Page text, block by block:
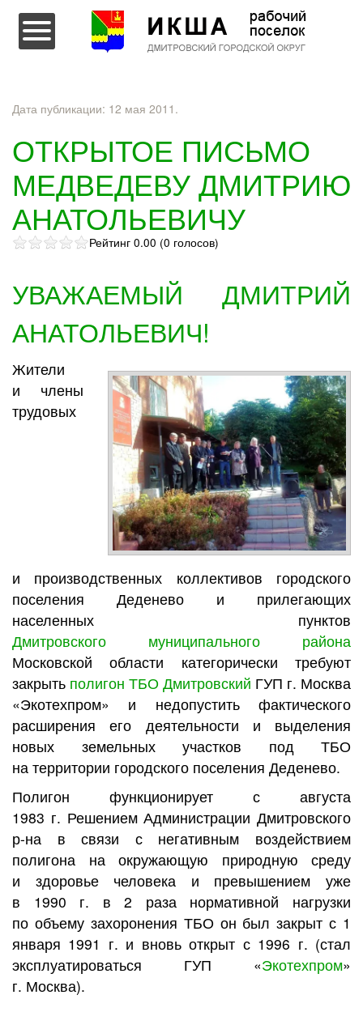
Перейти к содержимому
Дата публикации: 12 мая 2011 .
ОТКРЫТОЕ ПИСЬМО
МЕДВЕДЕВУ ДМИТРИЮ
АНАТОЛЬЕВИЧУ
Рейтинг 0.00 (0 голосов)
УВАЖАЕМЫЙ ДМИТРИЙ
АНАТОЛЬЕВИЧ!
Жители
и члены
трудовых
и производственных коллективов городского
поселения Деденево и прилегающих
населенных пунктов
Дмитровского муниципального района
Московской области категорически требуют
закрыть полигон ТБО Дмитровский ГУП г. Москва
«Экотехпром» и недопустить фактического
расширения его деятельности и выделения
новых земельных участков под ТБО
на территории городского поселения Деденево.
Полигон функционирует с августа
1983 г. Решением Администрации Дмитровского
р-на в связи с негативным воздействием
полигона на окружающую природную среду
и здоровье человека и превышением уже
в 1990 г. в 2 раза нормативной нагрузки
по объему захоронения ТБО он был закрыт с 1
января 1991 г. и вновь открыт с 1996 г. (стал
эксплуатироваться ГУП «Экотехпром»
г. Москва).